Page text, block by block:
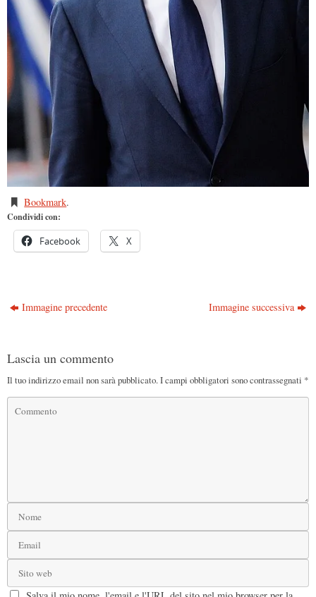
Bookmark.
Condividi con:
Facebook X
Immagine precedente Immagine successiva
Lascia un commento
Il tuo indirizzo email non sarà pubblicato.I campi obbligatori sono contrassegnati *